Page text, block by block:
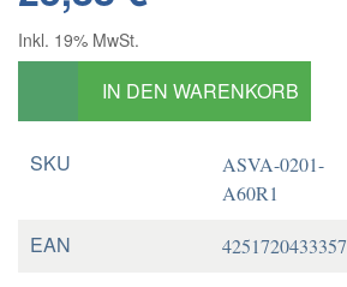
Inkl. 19% MwSt.
IN DEN WARENKORB
SKU
ASVA-0201-
A60R1
EAN 4251720433357